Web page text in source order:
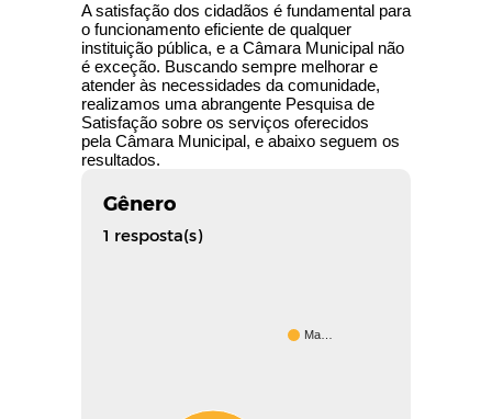
A satisfação dos cidadãos é fundamental para
o funcionamento eficiente de qualquer
instituição pública, e a Câmara Municipal não
é exceção. Buscando sempre melhorar e
atender às necessidades da comunidade,
realizamos uma abrangente Pesquisa de
Satisfação sobre os serviços oferecidos
pela Câmara Municipal, e abaixo seguem os
resultados.
Gênero
1 resposta(s)
Ma…